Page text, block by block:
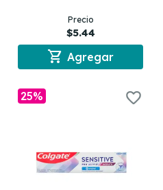
Precio
$5.44
shopping_cart Agregar
25%